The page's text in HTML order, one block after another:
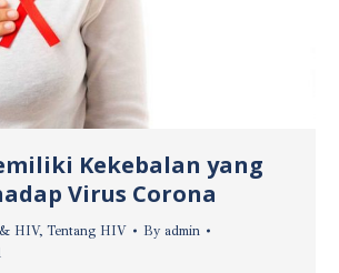
Kekebalan yang
Virus Corona
HIV, Tentang HIV By admin